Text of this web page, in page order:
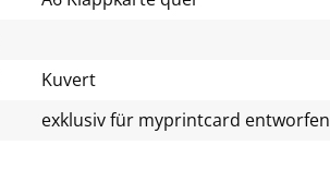
Kuvert
exklusiv für myprintcard entworfen